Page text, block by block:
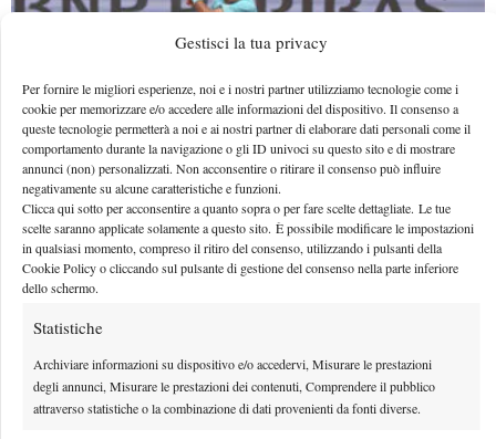
Gestisci la tua privacy
Per fornire le migliori esperienze, noi e i nostri partner utilizziamo tecnologie come i
cookie per memorizzare e/o accedere alle informazioni del dispositivo. Il consenso a
queste tecnologie permetterà a noi e ai nostri partner di elaborare dati personali come il
comportamento durante la navigazione o gli ID univoci su questo sito e di mostrare
annunci (non) personalizzati. Non acconsentire o ritirare il consenso può influire
negativamente su alcune caratteristiche e funzioni.
Clicca qui sotto per acconsentire a quanto sopra o per fare scelte dettagliate. Le tue
scelte saranno applicate solamente a questo sito. È possibile modificare le impostazioni
in qualsiasi momento, compreso il ritiro del consenso, utilizzando i pulsanti della
Cookie Policy o cliccando sul pulsante di gestione del consenso nella parte inferiore
dello schermo.
Statistiche
Archiviare informazioni su dispositivo e/o accedervi, Misurare le prestazioni
degli annunci, Misurare le prestazioni dei contenuti, Comprendere il pubblico
attraverso statistiche o la combinazione di dati provenienti da fonti diverse.
Pioggia a Montreal: Nakashima-Rinderknech
interrotta, slittano anche Jodar-Lehecka e Fils-
Norrie
Pioggia a Montreal: il match tra Brandon Nakashima e Arthur Rinderknech,
Matteo Cubadda 9 Agosto 2026